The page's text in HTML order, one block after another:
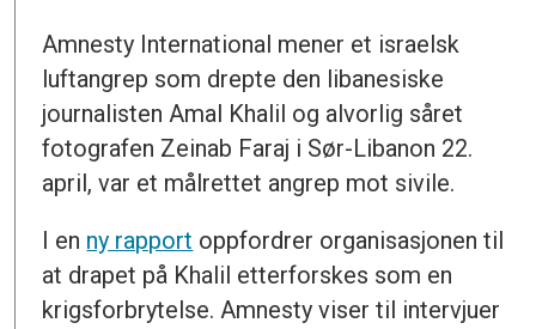
Amnesty International mener et israelsk
luftangrep som drepte den libanesiske
journalisten Amal Khalil og alvorlig såret
fotografen Zeinab Faraj i Sør-Libanon 22.
april, var et målrettet angrep mot sivile.
I en ny rapport oppfordrer organisasjonen til
at drapet på Khalil etterforskes som en
krigsforbrytelse. Amnesty viser til intervjuer